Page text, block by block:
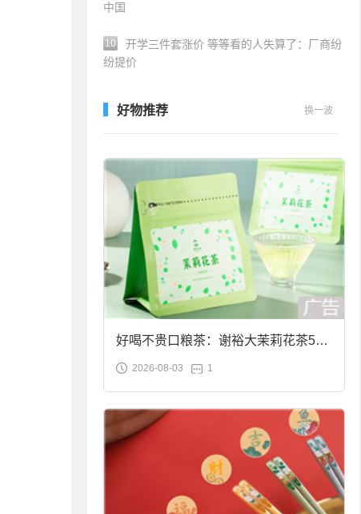
中国
10
开学三件套涨价 等等看的人失算了：厂商纷
纷提价
好物推荐 换一波
好喝不贵口粮茶：谢裕大茉莉花茶50g
袋装9.9元到手
2026-08-03 1